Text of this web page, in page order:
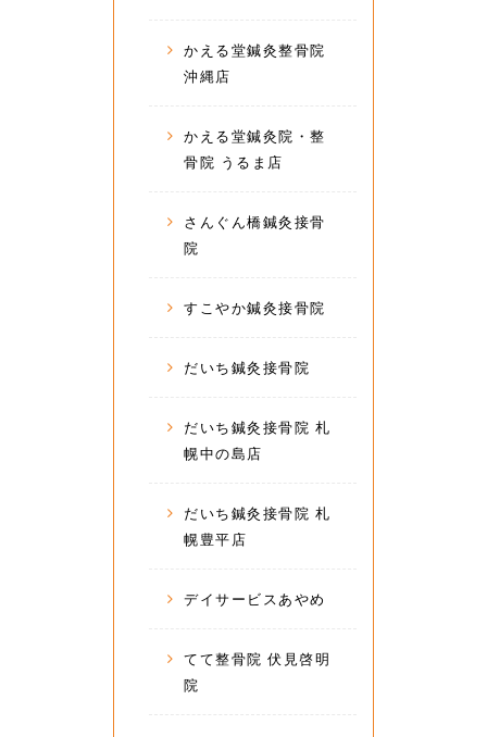
かえる堂鍼灸整骨院
沖縄店
かえる堂鍼灸院・整
骨院 うるま店
さんぐん橋鍼灸接骨
院
すこやか鍼灸接骨院
だいち鍼灸接骨院
だいち鍼灸接骨院 札
幌中の島店
だいち鍼灸接骨院 札
幌豊平店
デイサービスあやめ
てて整骨院 伏見啓明
院